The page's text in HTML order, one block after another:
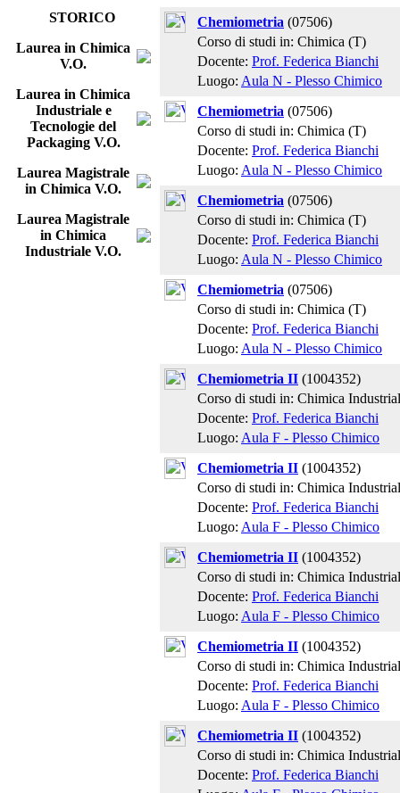
STORICO
Laurea in Chimica
V.O.
Laurea in Chimica
Industriale e
Tecnologie del
Packaging V.O.
Laurea Magistrale
in Chimica V.O.
Laurea Magistrale
in Chimica
Industriale V.O.
Chemiometria (07506)
Corso di studi in: Chimica (T)
Docente: Prof. Federica Bianchi
Luogo: Aula N - Plesso Chimico
Chemiometria (07506)
Corso di studi in: Chimica (T)
Docente: Prof. Federica Bianchi
Luogo: Aula N - Plesso Chimico
Chemiometria (07506)
Corso di studi in: Chimica (T)
Docente: Prof. Federica Bianchi
Luogo: Aula N - Plesso Chimico
Chemiometria (07506)
Corso di studi in: Chimica (T)
Docente: Prof. Federica Bianchi
Luogo: Aula N - Plesso Chimico
Chemiometria II (1004352)
Corso di studi in: Chimica
Docente: Prof. Federica Bianchi
Luogo: Aula F - Plesso Chimico
Chemiometria II (1004352)
Corso di studi in: Chimica
Docente: Prof. Federica Bianchi
Luogo: Aula F - Plesso Chimico
Chemiometria II (1004352)
Corso di studi in: Chimica
Docente: Prof. Federica Bianchi
Luogo: Aula F - Plesso Chimico
Chemiometria II (1004352)
Corso di studi in: Chimica
Docente: Prof. Federica Bianchi
Luogo: Aula F - Plesso Chimico
Chemiometria II (1004352)
Corso di studi in: Chimica
Docente: Prof. Federica Bianchi